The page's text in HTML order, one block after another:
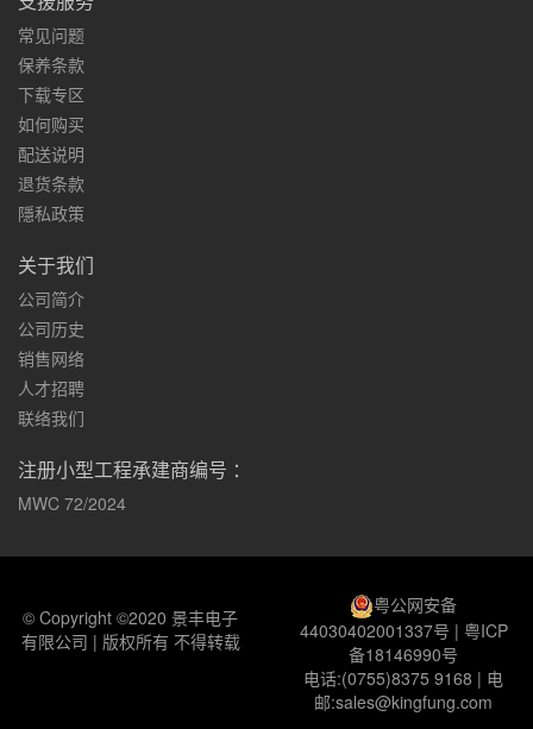
常见问题
保养条款
下载专区
如何购买
配送说明
退货条款
隱私政策
关于我们
公司简介
公司历史
销售网络
人才招聘
联络我们
注册小型工程承建商编号 ：
MWC 72/2024
© Copyright ©2020 景丰电子
有限公司 | 版权所有 不得转载
粤公网安备
44030402001337号 | 粤ICP
备18146990号
电话:(0755)8375 9168 | 电
邮:sales@kingfung.com